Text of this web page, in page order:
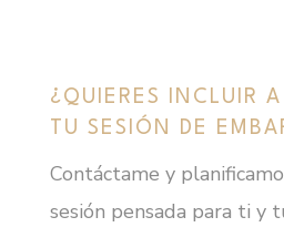
¿QUIERES INCLUIR
TU SESIÓN DE
Contáctame y
sesión pensada para ti y